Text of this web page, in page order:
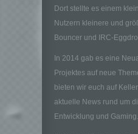
Dort stellte es einem
Nutzern kleinere und
Bouncer und IRC-
In 2014 gab es eine
Projektes auf neue
bieten wir euch auf
aktuelle News rund um
Entwicklung und Gaming.
werden.
c) Verarbeitung
Verarbeitung ist
automatisierter
Vorgang oder jede
Zusammenhang
Daten wie das
Organisation, das
die Anpassung